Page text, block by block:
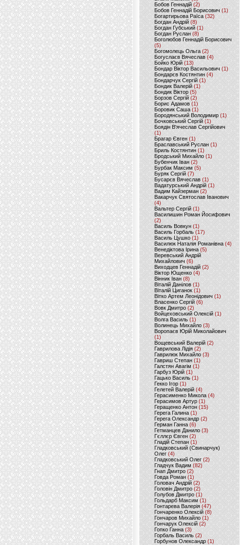
Бобов Геннадій (2)
Бобов Геннадій Борисович (1)
Богартирьова Раїса (32)
Богдан Андрій(8)
Богдан Губський (1)
Богдан Руслан(8)
Боголюбов Геннадій Борисович
(5)
Богомолець Ольга (2)
Богуслаєв Вячеслав (4)
Бойко Юрій (13)
Бондар Віктор Васильович (1)
Бондарєв Костянтин (4)
Бондарчук Сергій(1)
Бондик Валерій (1)
Бондик Віктор(5)
Борзов Сергiй (2)
Борис Адамов(1)
Боровик Саша (1)
Бородянський Володимир (1)
Бочковський Сергій (1)
Боядін В'ячеслав Сергійович
(1)
Брагар Євген (1)
Браславський Руслан (1)
Бриль Костянтин (1)
Бродський Михайло (1)
Бубенчик Іван(2)
Бурбак Максим (5)
Буряк Сергій (7)
Бусарєв Вячеслав (1)
Вадатурський Андрій (1)
Вадим Кайзерман (2)
Вакарчук Святослав Іванович
(4)
Вальтер Сергій (1)
Василишин Роман Йосифович
(2)
Василь Вовкун (1)
Василь Горбаль (17)
Василь Цушко (1)
Василюк Наталія Романівна (4)
Венедіктова Ірина(5)
Веревський Андрій
Михайлович (6)
Виходцев Геннадій (2)
Віктор Ющенко (4)
Вінник Іван (8)
Віталій Данілов (1)
Віталій Циганок (1)
Вітко Артем Леонідович(1)
Власенко Сергій (6)
Вовк Дмитро(2)
Войцеховський Олексій(1)
Волга Василь (1)
Волинець Михайло (3)
Воропаєв Юрій Миколайович
(1)
Вощевський Валерій(2)
Гаврилова Лідія (2)
Гаврилюк Михайло (3)
Гавриш Степан (1)
Галстян Авагім (1)
Гарбуз Юрій (1)
Гацько Василь (1)
Гекко Ігор(1)
Гелетей Валерій (4)
Герасименко Микола (4)
Герасимов Артур (1)
Геращенко Антон(15)
Герега Галина (1)
Герега Олександр (2)
Герман Ганна (6)
Гетманцев Данило (3)
Гєллєр Євген (2)
Гладій Степан(1)
Гладковський (Свинарчук)
Олег (4)
Гладковський Олег (2)
Гладчук Вадим (82)
Гнап Дмитро (2)
Говда Роман(1)
Головач Андрій (2)
Головін Дмитро (2)
Голубов Дмитро (1)
Гольдарб Максим(1)
Гонтарева Валерія (47)
Гончаренко Олексій(8)
Гончаров Михайло (1)
Гончарук Олексій (2)
Гопко Ганна (3)
Горбаль Василь (2)
Горбунов Олександр (1)